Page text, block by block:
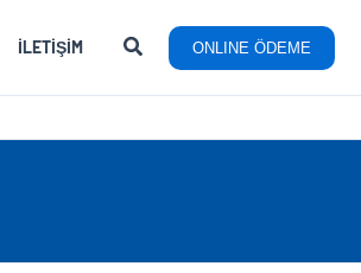
İLETIŞIM ONLINE ÖDEME